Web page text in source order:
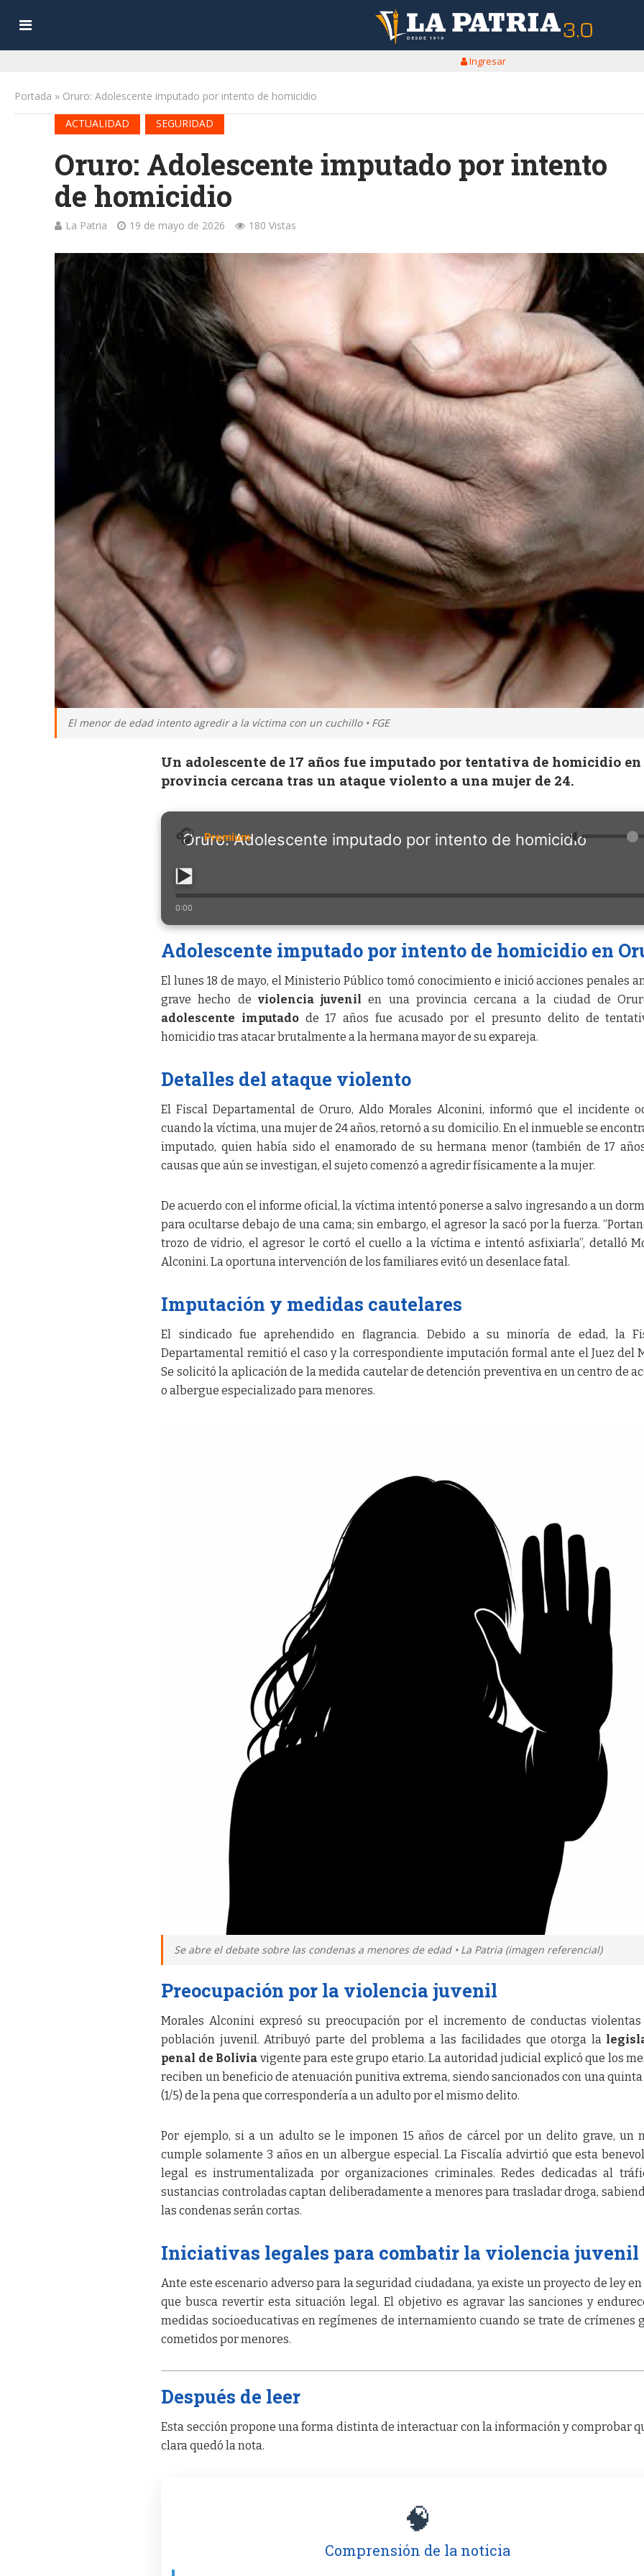
Ingresar
Portada » Oruro: Adolescente imputado por intento de homicidio
ACTUALIDAD
SEGURIDAD
Oruro: Adolescente imputado por intento
de homicidio
La Patria 19 de mayo de 2026 180 Vistas
El menor de edad intento agredir a la víctima con un cuchillo • FGE
Un adolescente de 17 años fue imputado por tentativa de homicidio
provincia cercana tras un ataque violento a una mujer de 24.
Oruro: Adolescente imputado por intento de homicidio
🔈
0:00
Adolescente imputado por intento de homicidio en
El lunes 18 de mayo, el Ministerio Público tomó conocimiento e inició acciones penales
grave hecho de violencia juvenil en una provincia cercana a la ciudad de
adolescente imputado de 17 años fue acusado por el presunto delito de
homicidio tras atacar brutalmente a la hermana mayor de su expareja.
Detalles del ataque violento
El Fiscal Departamental de Oruro, Aldo Morales Alconini, informó que el incidente
cuando la víctima, una mujer de 24 años, retornó a su domicilio. En el inmueble se
imputado, quien había sido el enamorado de su hermana menor (también de 17
causas que aún se investigan, el sujeto comenzó a agredir físicamente a la mujer.
De acuerdo con el informe oficial, la víctima intentó ponerse a salvo ingresando a un
para ocultarse debajo de una cama; sin embargo, el agresor la sacó por la fuerza.
trozo de vidrio, el agresor le cortó el cuello a la víctima e intentó asfixiarla”, detalló
Alconini. La oportuna intervención de los familiares evitó un desenlace fatal.
Imputación y medidas cautelares
El sindicado fue aprehendido en flagrancia. Debido a su minoría de edad, la
Departamental remitió el caso y la correspondiente imputación formal ante el Juez del
Se solicitó la aplicación de la medida cautelar de detención preventiva en un centro de
o albergue especializado para menores.
Se abre el debate sobre las condenas a menores de edad • La Patria (imagen referencial)
Preocupación por la violencia juvenil
Morales Alconini expresó su preocupación por el incremento de conductas
población juvenil. Atribuyó parte del problema a las facilidades que otorga la
penal de Bolivia vigente para este grupo etario. La autoridad judicial explicó que los
reciben un beneficio de atenuación punitiva extrema, siendo sancionados con una
(1/5) de la pena que correspondería a un adulto por el mismo delito.
Por ejemplo, si a un adulto se le imponen 15 años de cárcel por un delito grave, un
cumple solamente 3 años en un albergue especial. La Fiscalía advirtió que esta
legal es instrumentalizada por organizaciones criminales. Redes dedicadas al
sustancias controladas captan deliberadamente a menores para trasladar droga,
las condenas serán cortas.
Iniciativas legales para combatir la violencia juvenil
Ante este escenario adverso para la seguridad ciudadana, ya existe un proyecto de ley en
que busca revertir esta situación legal. El objetivo es agravar las sanciones y
medidas socioeducativas en regímenes de internamiento cuando se trate de crímenes
cometidos por menores.
Después de leer
Esta sección propone una forma distinta de interactuar con la información y comprobar
clara quedó la nota.
🧠
Comprensión de la noticia